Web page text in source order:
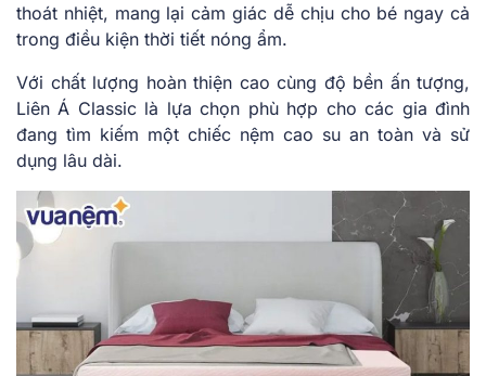
thoát nhiệt, mang lại cảm giác dễ chịu cho bé ngay cả
trong điều kiện thời tiết nóng ẩm.
Với chất lượng hoàn thiện cao cùng độ bền ấn tượng,
Liên Á Classic là lựa chọn phù hợp cho các gia đình
đang tìm kiếm một chiếc nệm cao su an toàn và sử
dụng lâu dài.